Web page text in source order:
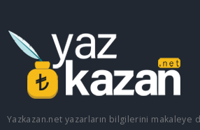
Yazkazan.net yazarların bilgilerini makaleye